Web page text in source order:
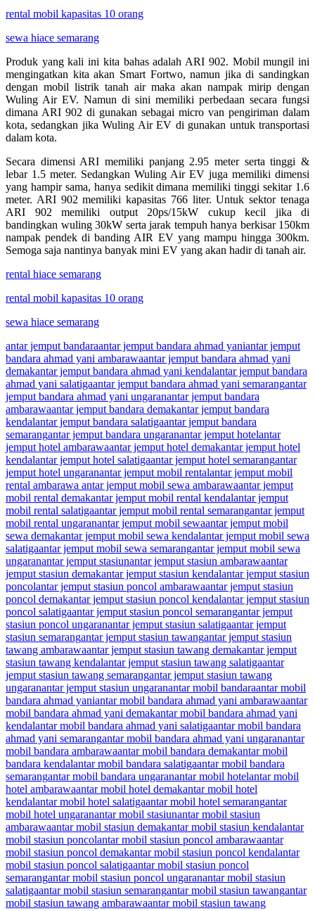
rental mobil kapasitas 10 orang
sewa hiace semarang
Produk yang kali ini kita bahas adalah ARI 902. Mobil mungil ini
mengingatkan kita akan Smart Fortwo, namun jika di sandingkan
dengan mobil listrik tanah air maka akan nampak mirip dengan
Wuling Air EV. Namun di sini memiliki perbedaan secara fungsi
dimana ARI 902 di gunakan sebagai micro van pengiriman dalam
kota, sedangkan jika Wuling Air EV di gunakan untuk transportasi
dalam kota.
Secara dimensi ARI memiliki panjang 2.95 meter serta tinggi &
lebar 1.5 meter. Sedangkan Wuling Air EV juga memiliki dimensi
yang hampir sama, hanya sedikit dimana memiliki tinggi sekitar 1.6
meter. ARI 902 memiliki kapasitas 766 liter. Untuk sektor tenaga
ARI 902 memiliki output 20ps/15kW cukup kecil jika di
bandingkan wuling 30kW serta jarak tempuh hanya berkisar 150km
nampak pendek di banding AIR EV yang mampu hingga 300km.
Semoga saja nantinya banyak mini EV yang akan hadir di tanah air.
rental hiace semarang
rental mobil kapasitas 10 orang
sewa hiace semarang
antar jemput bandaraantar jemput bandara ahmad yaniantar jemput
bandara ahmad yani ambarawaantar jemput bandara ahmad yani
demakantar jemput bandara ahmad yani kendalantar jemput bandara
ahmad yani salatigaantar jemput bandara ahmad yani semarangantar
jemput bandara ahmad yani ungaranantar jemput bandara
ambarawaantar jemput bandara demakantar jemput bandara
kendalantar jemput bandara salatigaantar jemput bandara
semarangantar jemput bandara ungaranantar jemput hotelantar
jemput hotel ambarawaantar jemput hotel demakantar jemput hotel
kendalantar jemput hotel salatigaantar jemput hotel semarangantar
jemput hotel ungaranantar jemput mobil rentalantar jemput mobil
rental ambarawa antar jemput mobil sewa ambarawaantar jemput
mobil rental demakantar jemput mobil rental kendalantar jemput
mobil rental salatigaantar jemput mobil rental semarangantar jemput
mobil rental ungaranantar jemput mobil sewaantar jemput mobil
sewa demakantar jemput mobil sewa kendalantar jemput mobil sewa
salatigaantar jemput mobil sewa semarangantar jemput mobil sewa
ungaranantar jemput stasiunantar jemput stasiun ambarawaantar
jemput stasiun demakantar jemput stasiun kendalantar jemput stasiun
poncolantar jemput stasiun poncol ambarawaantar jemput stasiun
poncol demakantar jemput stasiun poncol kendalantar jemput stasiun
poncol salatigaantar jemput stasiun poncol semarangantar jemput
stasiun poncol ungaranantar jemput stasiun salatigaantar jemput
stasiun semarangantar jemput stasiun tawangantar jemput stasiun
tawang ambarawaantar jemput stasiun tawang demakantar jemput
stasiun tawang kendalantar jemput stasiun tawang salatigaantar
jemput stasiun tawang semarangantar jemput stasiun tawang
ungaranantar jemput stasiun ungaranantar mobil bandaraantar mobil
bandara ahmad yaniantar mobil bandara ahmad yani ambarawaantar
mobil bandara ahmad yani demakantar mobil bandara ahmad yani
kendalantar mobil bandara ahmad yani salatigaantar mobil bandara
ahmad yani semarangantar mobil bandara ahmad yani ungaranantar
mobil bandara ambarawaantar mobil bandara demakantar mobil
bandara kendalantar mobil bandara salatigaantar mobil bandara
semarangantar mobil bandara ungaranantar mobil hotelantar mobil
hotel ambarawaantar mobil hotel demakantar mobil hotel
kendalantar mobil hotel salatigaantar mobil hotel semarangantar
mobil hotel ungaranantar mobil stasiunantar mobil stasiun
ambarawaantar mobil stasiun demakantar mobil stasiun kendalantar
mobil stasiun poncolantar mobil stasiun poncol ambarawaantar
mobil stasiun poncol demakantar mobil stasiun poncol kendalantar
mobil stasiun poncol salatigaantar mobil stasiun poncol
semarangantar mobil stasiun poncol ungaranantar mobil stasiun
salatigaantar mobil stasiun semarangantar mobil stasiun tawangantar
mobil stasiun tawang ambarawaantar mobil stasiun tawang